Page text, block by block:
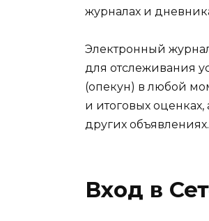
журналах и
Электронный
для отслеживания
(опекун) в любой
и итоговых
других объявлениях.
Вход в